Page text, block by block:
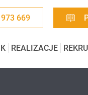
669
REALIZACJE